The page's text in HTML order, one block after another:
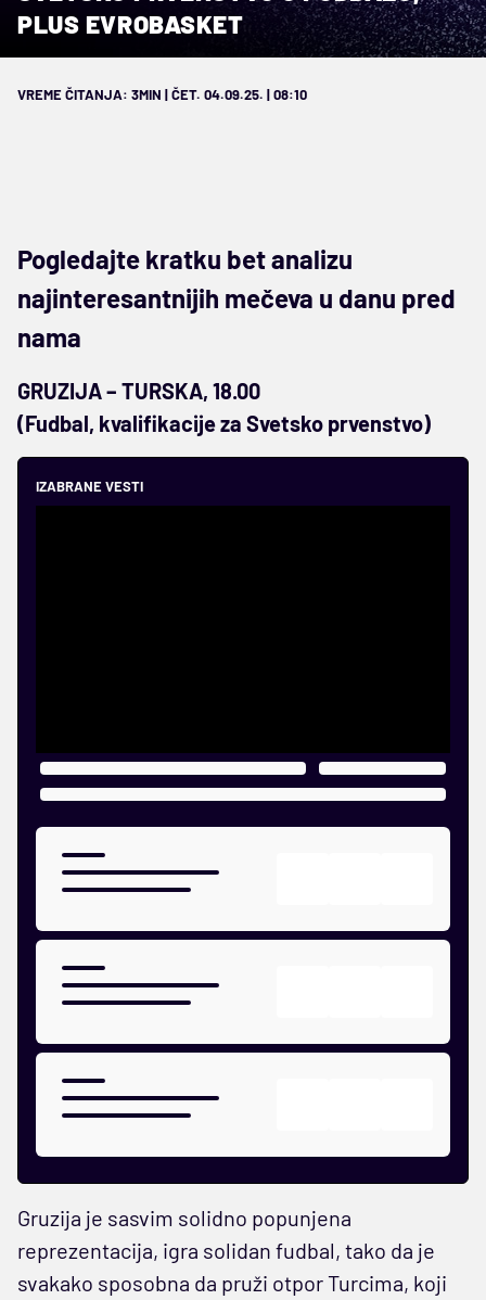
PLUS EVROBASKET
VREME ČITANJA: 3MIN | ČET. 04.09.25. | 08:10
Pogledajte kratku bet analizu
najinteresantnijih mečeva u danu pred
nama
GRUZIJA – TURSKA, 18.00
(Fudbal, kvalifikacije za Svetsko prvenstvo)
IZABRANE VESTI
Gruzija je sasvim solidno popunjena
reprezentacija, igra solidan fudbal, tako da je
svakako sposobna da pruži otpor Turcima, koji